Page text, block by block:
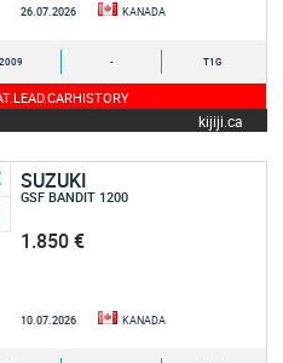
26.07.2026 KANADA
2009 - T1G
kijiji.ca
SUZUKI
GSF BANDIT 1200
1.850 €
10.07.2026 KANADA